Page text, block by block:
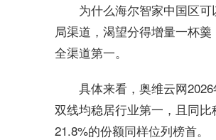
为什么海尔智家中国区
局渠道，渴望分得增量一杯
全渠道第一。
具体来看，奥维云网
双线均稳居行业第一，且同
21.8%的份额同样位列榜首。